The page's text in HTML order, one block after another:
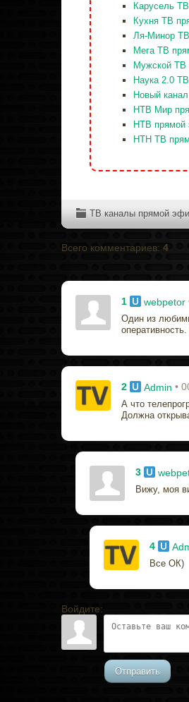
Карусель
Кухня ТВ
Ля-Минор
Мега ТВ
Мужской ТВ
Наука 2.0
Новый
НТВ Мир
НТВ прямой
НТН ТВ
ТВ каналы прямой
Всего комментариев: 4
1 webpetor
Один из
2 Admin •
А что
Должна
3
Вижу, моя
4
Все ОК)
Войдите:
Отправить